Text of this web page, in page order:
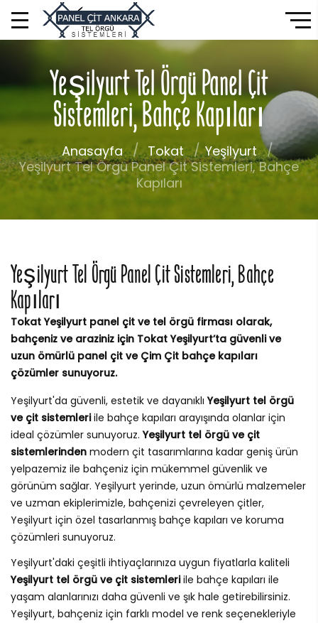
Yeşilyurt Tel Örgü Panel Çit
Sistemleri, Bahçe Kapıları
Anasayfa Tokat
Yeşilyurt
Yeşilyurt Tel Örgü Panel Çit Sistemleri, Bahçe
Kapıları
Yeşilyurt Tel Örgü Panel Çit Sistemleri, Bahçe
Kapıları
Tokat Yeşilyurt panel çit ve tel örgü firması olarak,
bahçeniz ve araziniz için Tokat Yeşilyurt’ta güvenli ve
uzun ömürlü panel çit ve Çim Çit bahçe kapıları
çözümler sunuyoruz.
Yeşilyurt'da güvenli, estetik ve dayanıklıYeşilyurt tel örgü
ve çit sistemleriile bahçe kapıları arayışında olanlar için
ideal çözümler sunuyoruz.Yeşilyurt tel örgü ve çit
sistemlerinden modern çit tasarımlarına kadar geniş ürün
yelpazemiz ile bahçeniz için mükemmel güvenlik ve
görünüm sağlar. Yeşilyurt yerinde, uzun ömürlü malzemeler
ve uzman ekiplerimizle, bahçenizi çevreleyen çitler,
Yeşilyurt için özel tasarlanmış bahçe kapıları ve koruma
çözümleri sunuyoruz.
Yeşilyurt'daki çeşitli ihtiyaçlarınıza uygun fiyatlarla kaliteli
Yeşilyurt tel örgü ve çit sistemleriile bahçe kapıları ile
yaşam alanlarınızı daha güvenli ve şık hale getirebilirsiniz.
Yeşilyurt, bahçeniz için farklı model ve renk seçenekleriyle